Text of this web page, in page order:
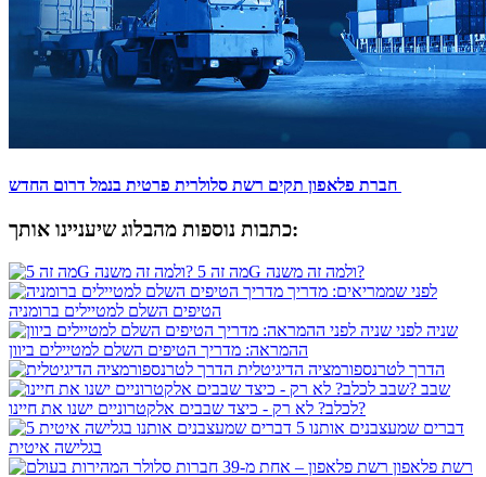
כתבות נוספות מהבלוג שיעניינו אותך:
מה זה 5G ולמה זה משנה?
לפני שממריאים: מדריך
הטיפים השלם למטיילים ברומניה
שניה לפני
ההמראה: מדריך הטיפים השלם למטיילים ביוון
הדרך לטרנספורמציה הדיגיטלית
שבב
לכלב? לא רק - כיצד שבבים אלקטרוניים ישנו את חיינו?
5 דברים שמעצבנים אותנו
בגלישה איטית
רשת פלאפון